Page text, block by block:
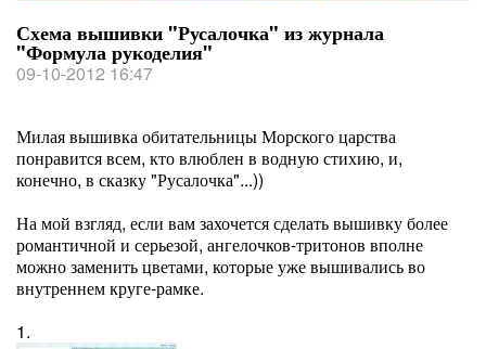
Схема вышивки "Русалочка" из журнала
"Формула рукоделия"
09-10-2012 16:47
Милая вышивка обитательницы Морского царства
понравится всем, кто влюблен в водную стихию, и,
конечно, в сказку "Русалочка"...))
На мой взгляд, если вам захочется сделать вышивку более
романтичной и серьезой, ангелочков-тритонов вполне
можно заменить цветами, которые уже вышивались во
внутреннем круге-рамке.
1.